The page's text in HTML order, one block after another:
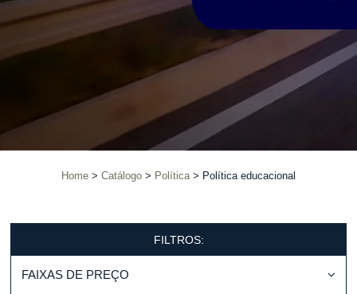
Home Catálogo Política Política educacional
FILTROS:
FAIXAS DE PREÇO